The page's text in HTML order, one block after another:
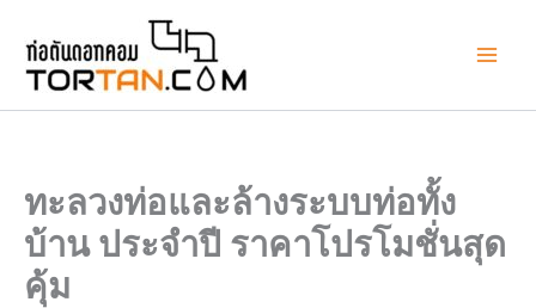
content
ทะลวงท่อและล้างระบบท่อทั้ง
บ้าน ประจำปี ราคาโปรโมชั่นสุด
คุ้ม